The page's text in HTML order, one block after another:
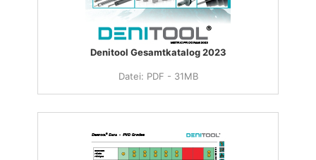
Denitool Gesamtkatalog 2023
Datei: PDF - 31MB